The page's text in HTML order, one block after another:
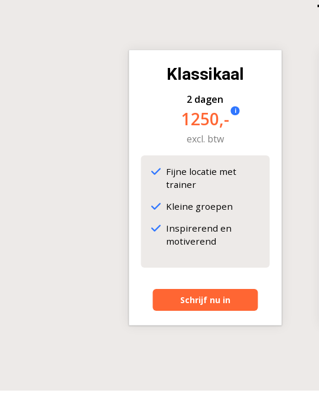
Klassikaal
2 dagen
1250,- i
excl. btw
Fijne locatie met
trainer
Kleine groepen
Inspirerend en
motiverend
Schrijf nu in